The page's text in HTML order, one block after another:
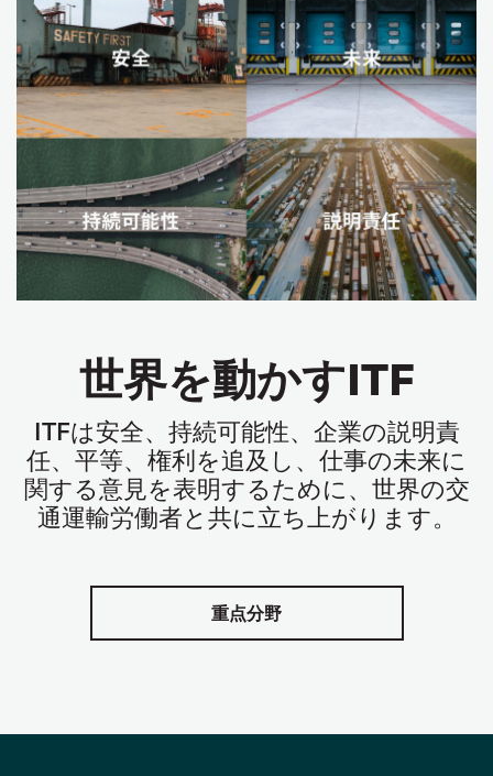
世界を動かすITF
ITFは安全、持続可能性、企業の説明責
任、平等、権利を追及し、仕事の未来に
関する意見を表明するために、世界の交
通運輸労働者と共に立ち上がります。
重点分野